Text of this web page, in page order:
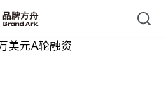
美元A轮融资